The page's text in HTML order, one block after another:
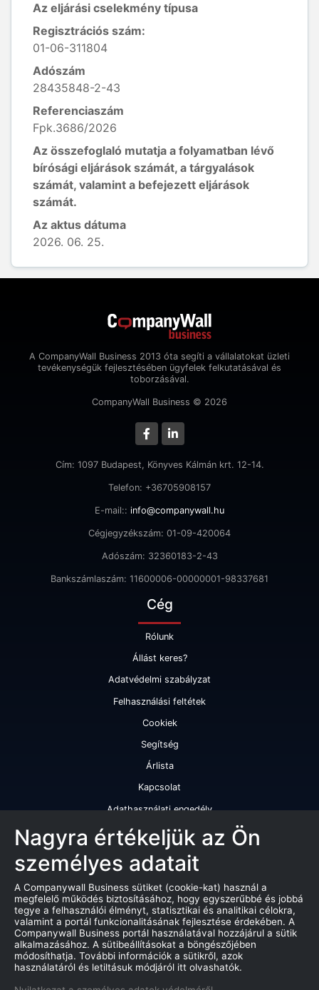
Az eljárási cselekmény típusa
Regisztrációs szám:
01-06-311804
Adószám
28435848-2-43
Referenciaszám
Fpk.3686/2026
Az összefoglaló mutatja a folyamatban lévő
bírósági eljárások számát, a tárgyalások
számát, valamint a befejezett eljárások
számát.
Az aktus dátuma
2026. 06. 25.
A CompanyWall Business 2013 óta segíti a vállalatokat üzleti
tevékenységük fejlesztésében ügyfelek felkutatásával és
toborzásával.
CompanyWall Business © 2026
Cím: 1097 Budapest, Könyves Kálmán krt. 12-14.
Telefon: +36705908157
E-mail:: info@companywall.hu
Cégjegyzékszám: 01-09-420064
Adószám: 32360183-2-43
Bankszámlaszám: 11600006-00000001-98337681
Cég
Rólunk
Állást keres?
Adatvédelmi szabályzat
Felhasználási feltétek
Cookiek
Segítség
Árlista
Kapcsolat
Adathasználati engedély
Szolgáltatásaink
Cégminősítés
Cégminősítési riport
Kiváló cégminősítési tanúsítvány
Termékek
Companywall Business - Adattovábbítási szerződés
Nagyra értékeljük az Ön
személyes adatait
A Companywall Business sütiket (cookie-kat) használ a
megfelelő működés biztosításához, hogy egyszerűbbé és jobbá
tegye a felhasználói élményt, statisztikai és analitikai célokra,
valamint a portál funkcionalitásának fejlesztése érdekében. A
Companywall Business portál használatával hozzájárul a sütik
alkalmazásához. A sütibeállításokat a böngészőjében
módosíthatja. További információk a sütikről, azok
használatáról és letiltásuk módjáról itt olvashatók.